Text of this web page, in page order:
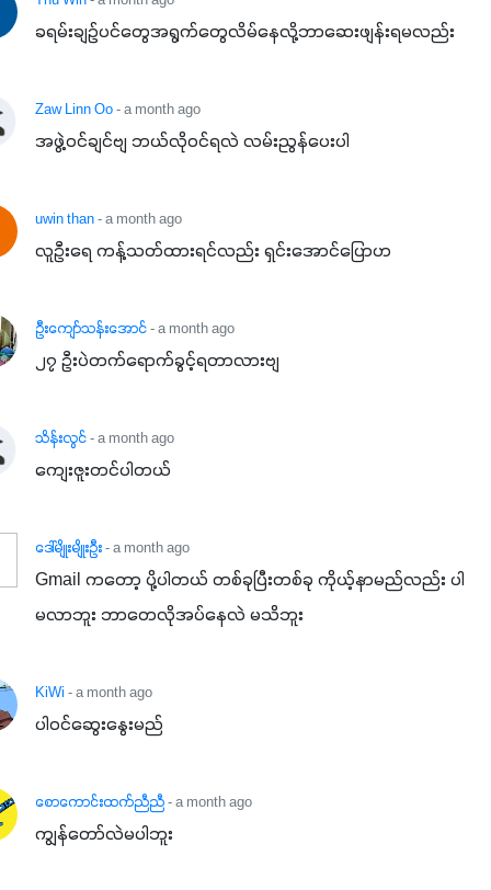
ခရမ်းချဉ်ပင်တွေအရွက်တွေလိမ်နေလို့ဘာဆေးဖျန်းရမလည်း
Zaw Linn Oo- a month ago
အဖွဲ့၀င်ချင်ဗျ ဘယ်လို၀င်ရလဲ လမ်းညွန်ပေးပါ
uwin than- a month ago
လူဦးရေ ကန့်သတ်ထားရင်လည်း ရှင်းအောင်ပြောဟ
ဦးကျော်သန်းအောင်- a month ago
၂၇ ဦးပဲတက်ရောက်ခွင့်ရတာလားဗျ
သိန်းလွင်- a month ago
ကျေးဇူးတင်ပါတယ်
ဒေါ်မျိုးမျိုးဦး- a month ago
Gmail ကတော့ ပို့ပါတယ် တစ်ခုပြီးတစ်ခု ကိုယ့်နာမည်လည်း ပါ
မလာဘူး ဘာတေလိုအပ်နေလဲ မသိဘူး
KiWi - a month ago
ပါဝင်ဆွေးနွေးမည်
စောကောင်းထက်ညီညီ- a month ago
ကျွန်တော်လဲမပါဘူး